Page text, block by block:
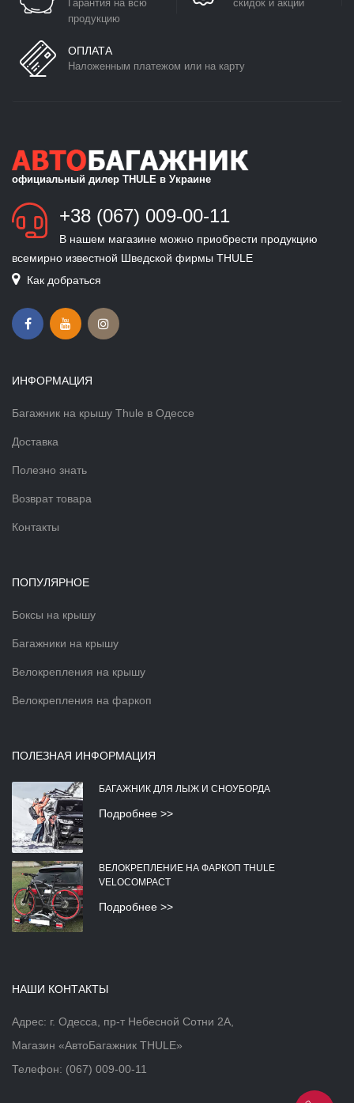
Гарантия на всю
продукцию
скидок и акций
ОПЛАТА
Наложенным платежом или на карту
официальный дилер THULE в Украине
+38 (067) 009-00-11
В нашем магазине можно приобрести продукцию
всемирно известной Шведской фирмы THULE
Как добраться
ИНФОРМАЦИЯ
Багажник на крышу Thule в Одессе
Доставка
Полезно знать
Возврат товара
Контакты
ПОПУЛЯРНОЕ
Боксы на крышу
Багажники на крышу
Велокрепления на крышу
Велокрепления на фаркоп
ПОЛЕЗНАЯ ИНФОРМАЦИЯ
БАГАЖНИК ДЛЯ ЛЫЖ И СНОУБОРДА
Подробнее >>
ВЕЛОКРЕПЛЕНИЕ НА ФАРКОП THULE
VELOCOMPACT
Подробнее >>
НАШИ КОНТАКТЫ
Адрес: г. Одесса, пр-т Небесной Сотни 2А,
Магазин «АвтоБагажник THULE»
Телефон: (067) 009-00-11